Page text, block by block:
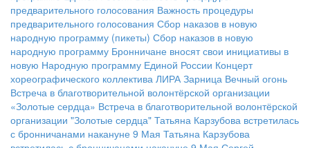
предварительного голосования Важность процедуры
предварительного голосования Сбор наказов в новую
народную программу (пикеты) Сбор наказов в новую
народную программу Бронничане вносят свои инициативы в
новую Народную программу Единой России Концерт
хореографического коллектива ЛИРА Зарница Вечный огонь
Встреча в благотворительной волонтёрской организации
«Золотые сердца» Встреча в благотворительной волонтёрской
организации "Золотые сердца" Татьяна Карзубова встретилась
с бронничанами накануне 9 Мая Татьяна Карзубова